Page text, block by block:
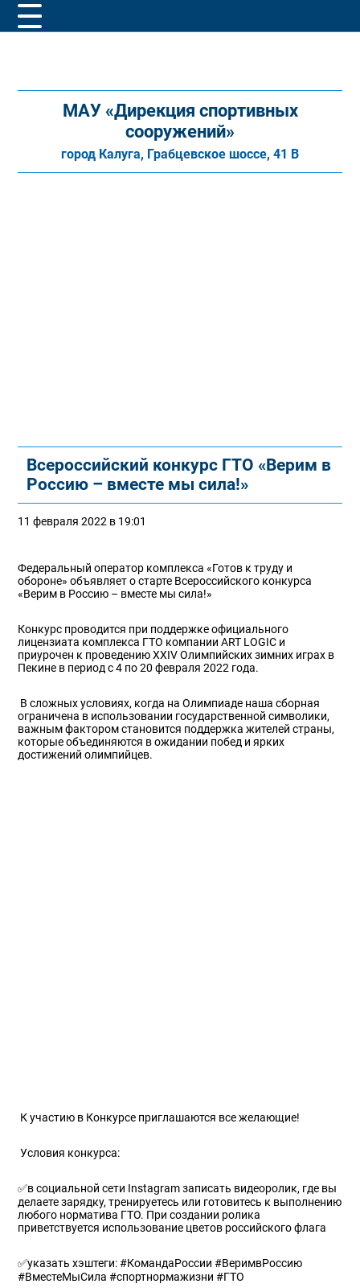
МАУ «Дирекция спортивных
сооружений»
город Калуга, Грабцевское шоссе, 41 В
Всероссийский конкурс ГТО «Верим в
Россию – вместе мы сила!»
11 февраля 2022 в 19:01
Федеральный оператор комплекса «Готов к труду и
обороне» объявляет о старте Всероссийского конкурса
«Верим в Россию – вместе мы сила!»
Конкурс проводится при поддержке официального
лицензиата комплекса ГТО компании ART LOGIC и
приурочен к проведению XXIV Олимпийских зимних играх в
Пекине в период с 4 по 20 февраля 2022 года.
В сложных условиях, когда на Олимпиаде наша сборная
ограничена в использовании государственной символики,
важным фактором становится поддержка жителей страны,
которые объединяются в ожидании побед и ярких
достижений олимпийцев.
К участию в Конкурсе приглашаются все желающие!
Условия конкурса:
✅в социальной сети Instagram записать видеоролик, где вы
делаете зарядку, тренируетесь или готовитесь к выполнению
любого норматива ГТО. При создании ролика
приветствуется использование цветов российского флага
✅указать хэштеги: #КомандаРоссии #ВеримвРоссию
#ВместеМыСила #спортнормажизни #ГТО